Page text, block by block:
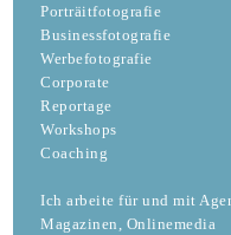
Porträitfotografie
Businessfotografie
Werbefotografie
Corporate
Reportage
Workshops
Coaching
Ich arbeite für und mit
Magazinen, Onlinemedia